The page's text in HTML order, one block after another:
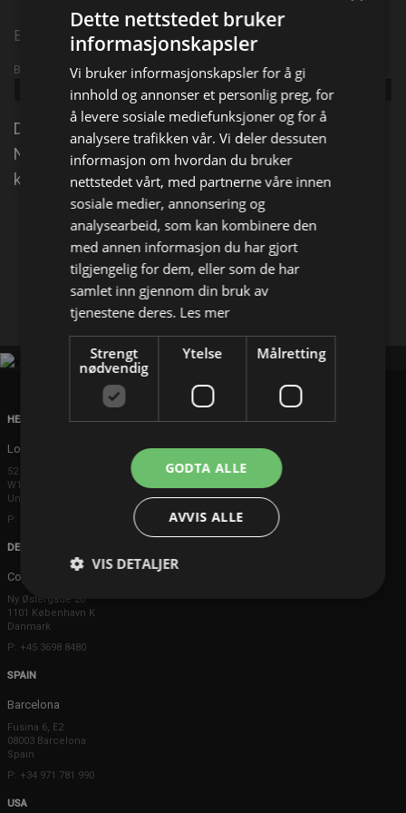
Episode 10
Broadcast info
2024
Dag Otto topper laget med kunnskapsminister Kari
Nessa Nordtun, mens Kristian får drahjelp av
komiker Maria Stavang.
Facebook X
HEAD OFFICE
London
52 Brook Street
W1K 5DS London
United Kingdom
P: +44 203 608 8181
DENMARK
Copenhagen
Ny Østergade 20
1101 København K
Danmark
P: +45 3698 8480
SPAIN
Barcelona
Fusina 6, E2
08003 Barcelona
Spain
P: +34 971 781 990
USA
Dette nettstedet bruker
informasjonskapsler
Vi bruker informasjonskapsler for å gi
innhold og annonser et personlig preg, for
å levere sosiale mediefunksjoner og for å
analysere trafikken vår. Vi deler dessuten
informasjon om hvordan du bruker
nettstedet vårt, med partnerne våre innen
sosiale medier, annonsering og
analysearbeid, som kan kombinere den
med annen informasjon du har gjort
tilgjengelig for dem, eller som de har
samlet inn gjennom din bruk av
tjenestene deres. Les mer
Strengt
nødvendig
Ytelse Målretting
GODTA ALLE
AVVIS ALLE
VIS DETALJER